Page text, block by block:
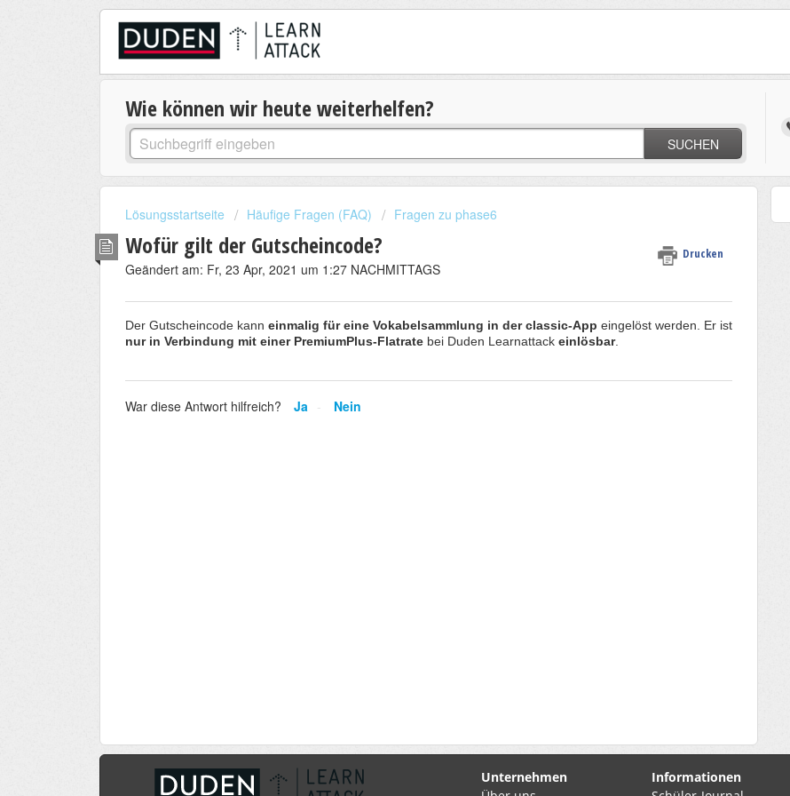
Wie können wir heute weiterhelfen?
SUCHEN
Lösungsstartseite Häufige Fragen (FAQ) Fragen zu phase6
Wofür gilt der Gutscheincode? Drucken
Geändert am: Fr, 23 Apr, 2021 um 1:27 NACHMITTAGS
Der Gutscheincode kann einmalig für eine Vokabelsammlung in der classic-App eingelöst werden. Er ist
nur in Verbindung mit einer PremiumPlus-Flatrate bei Duden Learnattack einlösbar.
War diese Antwort hilfreich? Ja Nein
Unternehmen
Informationen